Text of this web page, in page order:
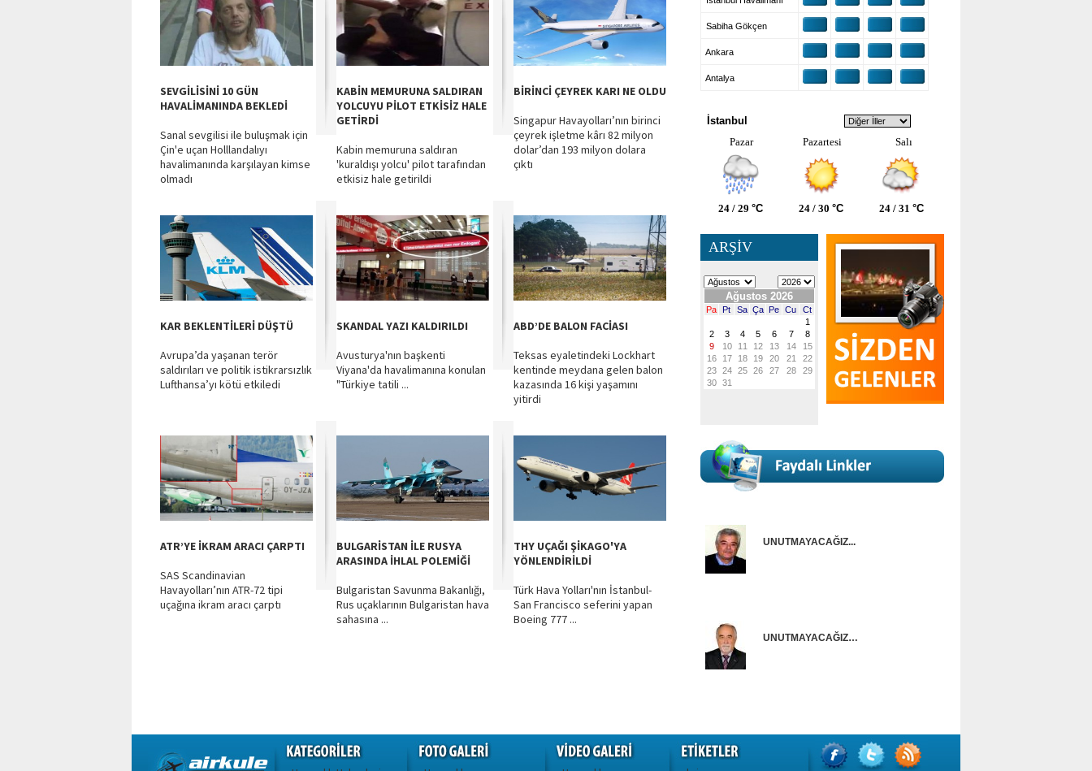
SEVGİLİSİNİ 10 GÜN
HAVALİMANINDA BEKLEDİ
Sanal sevgilisi ile buluşmak için
Çin'e uçan Holllandalıyı
havalimanında karşılayan kimse
olmadı
KABİN MEMURUNA SALDIRAN
YOLCUYU PİLOT ETKİSİZ HALE
GETİRDİ
Kabin memuruna saldıran
'kuraldışı yolcu' pilot tarafından
etkisiz hale getirildi
BİRİNCİ ÇEYREK KARI NE OLDU
Singapur Havayolları’nın birinci
çeyrek işletme kârı 82 milyon
dolar’dan 193 milyon dolara
çıktı
KAR BEKLENTİLERİ DÜŞTÜ
Avrupa’da yaşanan terör
saldırıları ve politik istikrarsızlık
Lufthansa’yı kötü etkiledi
SKANDAL YAZI KALDIRILDI
Avusturya'nın başkenti
Viyana'da havalimanına konulan
"Türkiye tatili ...
ABD’DE BALON FACİASI
Teksas eyaletindeki Lockhart
kentinde meydana gelen balon
kazasında 16 kişi yaşamını
yitirdi
ATR’YE İKRAM ARACI ÇARPTI
SAS Scandinavian
Havayolları’nın ATR-72 tipi
uçağına ikram aracı çarptı
BULGARİSTAN İLE RUSYA
ARASINDA İHLAL POLEMİĞİ
Bulgaristan Savunma Bakanlığı,
Rus uçaklarının Bulgaristan hava
sahasına ...
THY UÇAĞI ŞİKAGO'YA
YÖNLENDİRİLDİ
Türk Hava Yolları'nın İstanbul-
San Francisco seferini yapan
Boeing 777 ...
Sabiha Gökçen
Ankara
Antalya
İstanbul
Pazar
Pazartesi Salı
24 / 29 °C 24 / 30 °C 24 / 31 °C
ARŞİV
UNUTMAYACAĞIZ...
UNUTMAYACAĞIZ…